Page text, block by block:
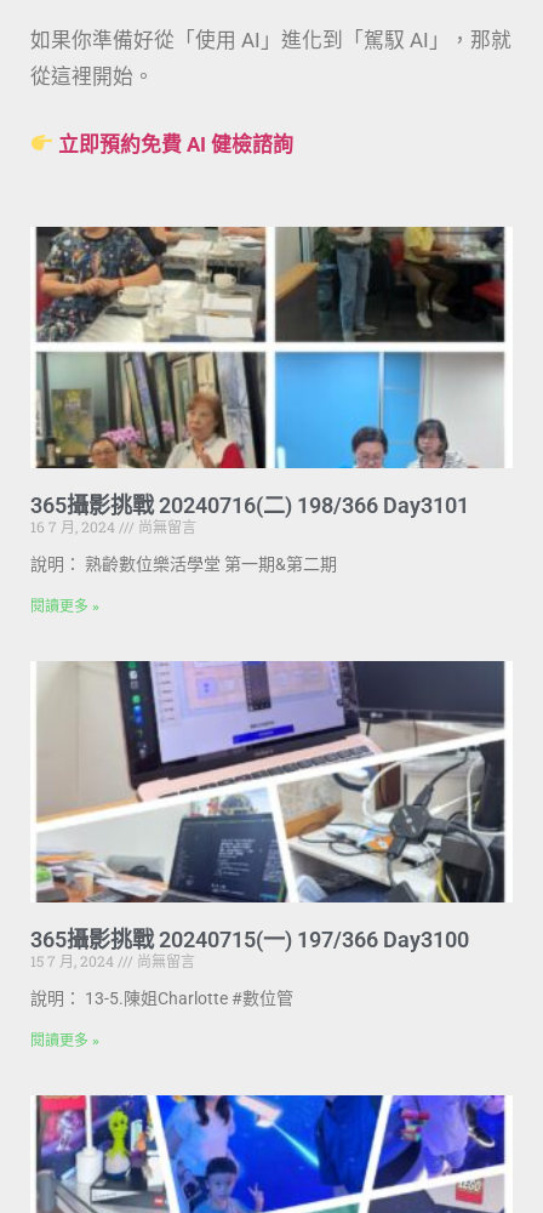
如果你準備好從「使用 AI」進化到「駕馭 AI」，那就
從這裡開始。
立即預約免費 AI 健檢諮詢
365攝影挑戰 20240716(二) 198/366 Day3101
16 7 月, 2024
尚無留言
說明： 熟齡數位樂活學堂 第一期&第二期
閱讀更多 »
365攝影挑戰 20240715(一) 197/366 Day3100
15 7 月, 2024
尚無留言
說明： 13-5.陳姐Charlotte #數位管
閱讀更多 »